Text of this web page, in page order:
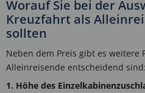
Worauf Sie bei der
Kreuzfahrt als
sollten
Neben dem Preis gibt es weitere
Alleinreisende entscheidend sind:
1. Höhe des